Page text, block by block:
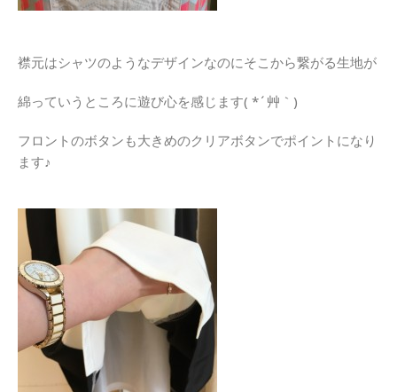
襟元はシャツのようなデザインなのにそこから繋がる生地が
綿っていうところに遊び心を感じます( *´艸｀)
フロントのボタンも大きめのクリアボタンでポイントになり
ます♪